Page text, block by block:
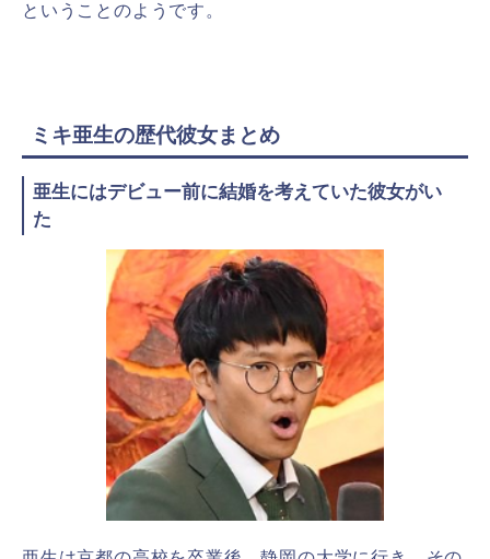
ということのようです。
ミキ亜生の歴代彼女まとめ
亜生にはデビュー前に結婚を考えていた彼女がい
た